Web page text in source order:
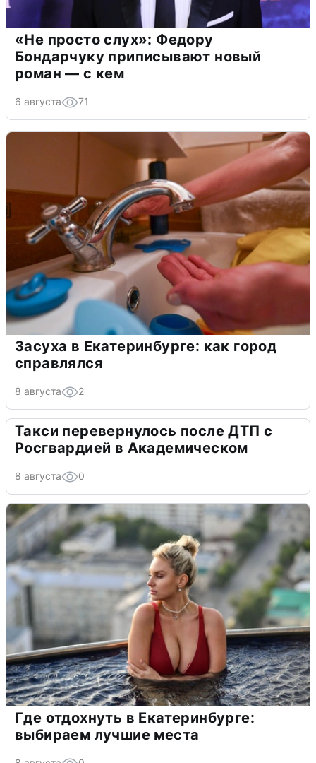
«Не просто слух»: Федору
Бондарчуку приписывают новый
роман — с кем
6 августа 71
Засуха в Екатеринбурге: как город
справлялся
8 августа 2
Такси перевернулось после ДТП с
Росгвардией в Академическом
8 августа 0
Где отдохнуть в Екатеринбурге:
выбираем лучшие места